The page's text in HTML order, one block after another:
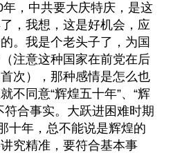
，中共要大庆特庆，是这
，我想，这是好机会，应
。我是个老头子了，为国
注意这种国家在前党在后
次），那种感情是怎么也
不同意“辉煌五十年”、“辉
符合事实。大跃进困难时期
十年，总不能说是辉煌的
究精准，要符合基本事